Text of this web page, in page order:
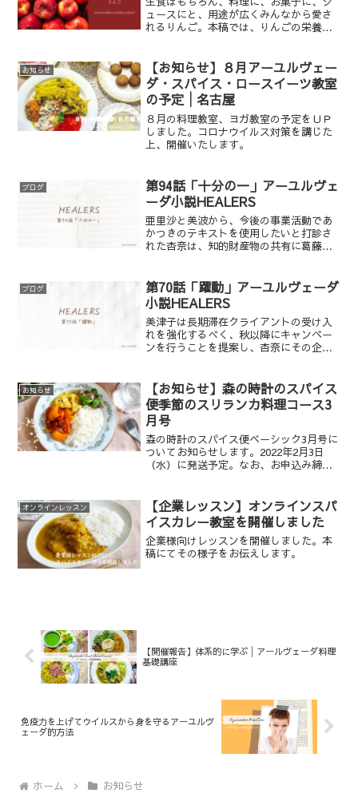
ュースにと、用途が広くみんなから愛さ
れるりんご。本稿では、りんごの栄養、
お知らせ
【お知らせ】８月アーユルヴェー
ダ・スパイス・ロースイーツ教室
の予定│名古屋
８月の料理教室、ヨガ教室の予定をＵＰ
しました。コロナウイルス対策を講じた
上、開催いたします。
ブログ
第94話「十分の一」アーユルヴェ
ーダ小説HEALERS
亜里沙と美波から、今後の事業活動であ
かつきのテキストを使用したいと打診さ
れた杏奈は、知的財産物の共有に葛藤す
めに、活用を許可しようという杏奈の案
に対し、美津子は「真の癒やし手を育て
る難しさ」について触れる。一方、鞍馬
は、進展の遅い顧客への指導や割に合わ
ない労働環境の中で、あかつきで働く意
義に自問自答する。
ブログ
第70話「躍動」アーユルヴェーダ
小説HEALERS
美津子は長期滞在クライアントの受け入
れを強化するべく、秋以降にキャンペー
ンを行うことを提案し、杏奈にその企画
広げるため、実現に向けて躍動する。杏
奈は沙羅と羽沼に「理想のタイムスケジ
ュール」を提示し、アイディアを求め
る。羽沼は、企画を成功させるために、
あかつきのコンセプトや強みを洗い出す
作業、そしてスタッフ全員を巻き込んだ
親睦会を開くことを提案する。「人を動
お知らせ
【お知らせ】森の時計のスパイス
便季節のスリランカ料理コース3
月号
森の時計のスパイス便ベーシック3月号に
ついてお知らせします。2022年2月3日
（水）に発送予定。なお、お申込み締め
オンラインレッスン
【企業レッスン】オンラインスパ
イスカレー教室を開催しました
企業様向けレッスンを開催しました。本
稿にてその様子をお伝えします。
【開催報告】体系的に学ぶ│アールヴェーダ料理
基礎講座
免疫力を上げてウイルスから身を守るアーユルヴ
ェーダ的方法
ホーム お知らせ